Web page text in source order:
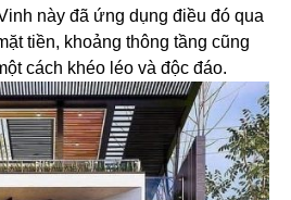
này đã ứng dụng điều đó qua
tiền, khoảng thông tầng cũng
cách khéo léo và độc đáo.